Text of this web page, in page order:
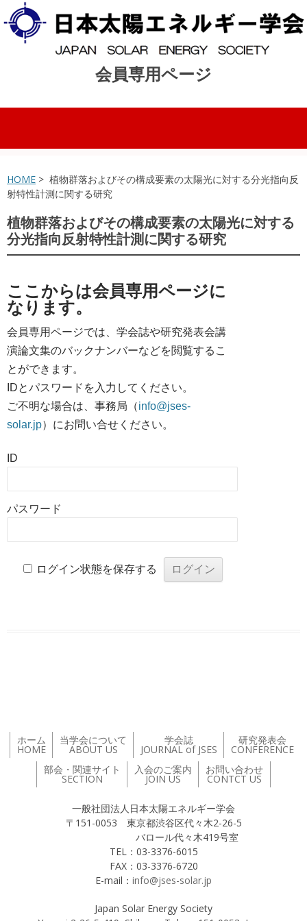
会員専用ページ
コンテンツへスキップ
HOME > 植物群落およびその構成要素の太陽光に対する分光指向反
射特性計測に関する研究
植物群落およびその構成要素の太陽光に対する
分光指向反射特性計測に関する研究
ここからは会員専用ページに
なります。
会員専用ページでは、学会誌や研究発表会講
演論文集のバックナンバーなどを閲覧するこ
とができます。
IDとパスワードを入力してください。
ご不明な場合は、事務局（info@jses-
solar.jp）にお問い合せください。
ID
パスワード
ログイン状態を保存する
ホーム
HOME
当学会について
ABOUT US
学会誌
JOURNAL of JSES
研究発表会
CONFERENCE
部会・関連サイト
SECTION
入会のご案内
JOIN US
お問い合わせ
CONTCT US
一般社団法人日本太陽エネルギー学会
〒151-0053 東京都渋谷区代々木2-26-5
バロール代々木419号室
TEL：03-3376-6015
FAX：03-3376-6720
E-mail： info@jses-solar.jp
Japan Solar Energy Society